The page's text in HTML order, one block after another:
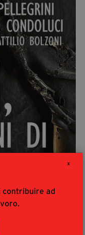
X
contribuire ad